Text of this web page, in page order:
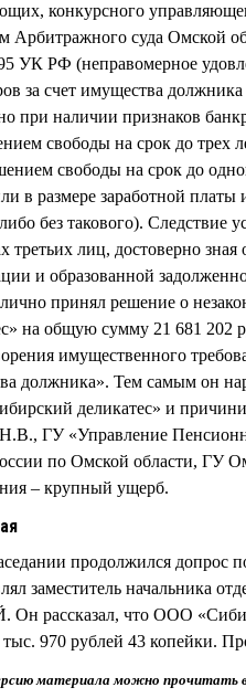
конкурсного
Арбитражного суда Омской
УК РФ (неправомерное
за счет имущества
при наличии признаков
свободы на срок до трех
свободы на срок до
в размере заработной
без такового).
третьих лиц, достоверно
и образованной
принял решение о
на общую сумму 21 681 202
имущественного
должника». Тем самым он
деликатес» и
ГУ «Управление
по Омской области, ГУ
– крупный ущерб.
продолжился
заместитель начальника
рассказал, что ООО
тыс. 970 рублей 43 копейки.
материала можно прочитать